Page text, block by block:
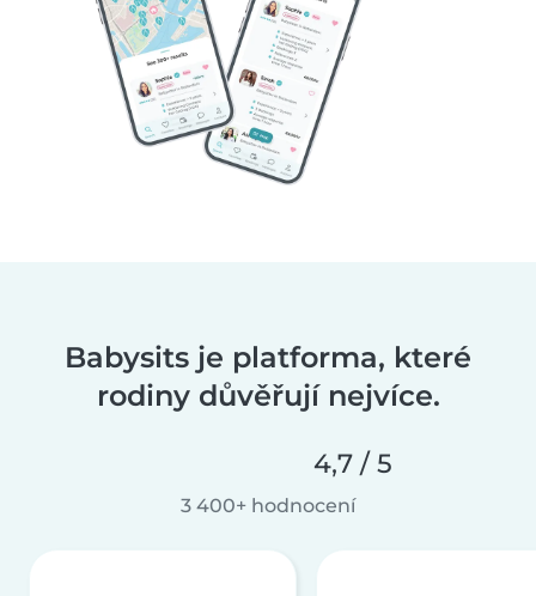
Babysits je platforma, které
rodiny důvěřují nejvíce.
4,7 / 5
3 400+ hodnocení